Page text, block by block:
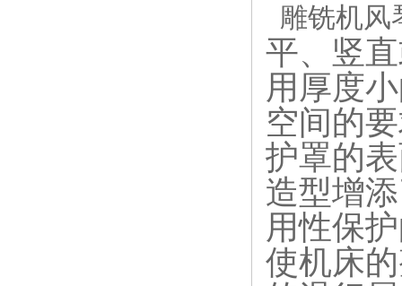
雕铣机风
平、竖
用厚度
空间的
护罩的
造型增
用性保
使机床